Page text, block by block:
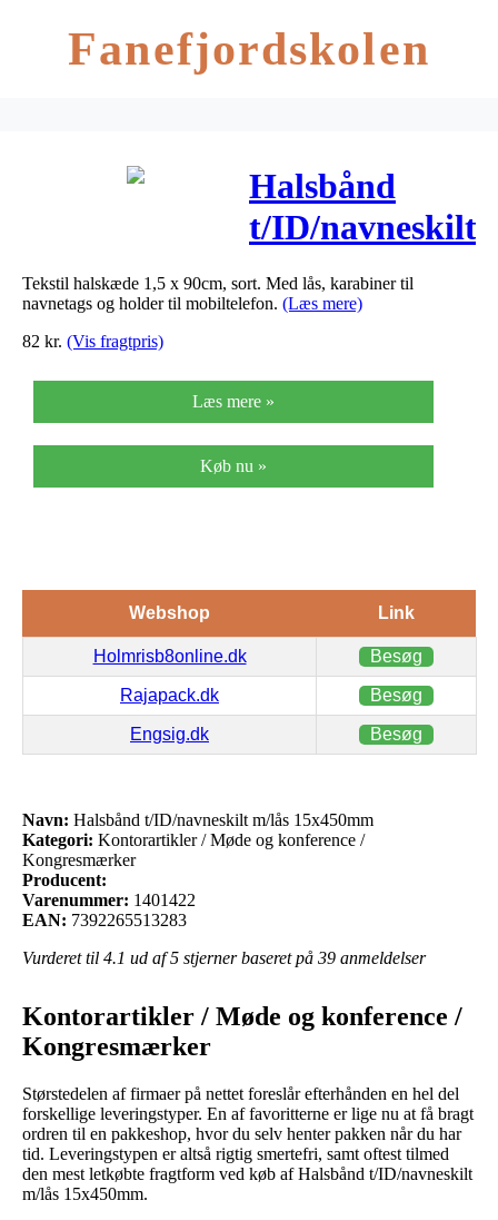
Fanefjordskolen
Halsbånd
t/ID/navneskilt
m/lås
15x450mm
Tekstil halskæde 1,5 x 90cm, sort. Med lås, karabiner til
navnetags og holder til mobiltelefon. (Læs mere)
82 kr. (Vis fragtpris)
Læs mere »
Køb nu »
Webshop Link
Holmrisb8online.dk Besøg
Rajapack.dk Besøg
Engsig.dk Besøg
Navn: Halsbånd t/ID/navneskilt m/lås 15x450mm
Kategori: Kontorartikler / Møde og konference /
Kongresmærker
Producent:
Varenummer: 1401422
EAN: 7392265513283
Vurderet til 4.1 ud af 5 stjerner baseret på 39 anmeldelser
Kontorartikler / Møde og konference /
Kongresmærker
Størstedelen af firmaer på nettet foreslår efterhånden en hel del
forskellige leveringstyper. En af favoritterne er lige nu at få bragt
ordren til en pakkeshop, hvor du selv henter pakken når du har
tid. Leveringstypen er altså rigtig smertefri, samt oftest tilmed
den mest letkøbte fragtform ved køb af Halsbånd t/ID/navneskilt
m/lås 15x450mm.